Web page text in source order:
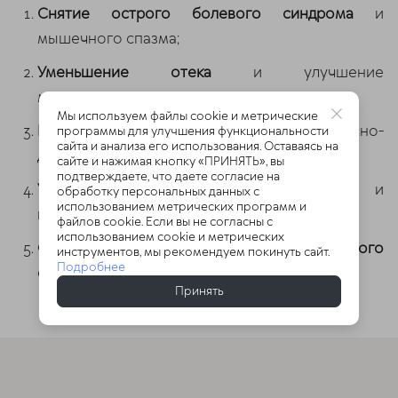
Снятие острого болевого синдрома и
мышечного спазма;
Уменьшение отека и улучшение
микроциркуляции;
Восстановление подвижностипозвоночно-
двигательных сегментов;
Укрепление мышц-стабилизаторов
шеи и
верхнего плечевого пояса;
Формирование правильного двигательного
стереотипадля профилактики рецидива.
Мы используем файлы cookie и метрические
программы для улучшения функциональности
сайта и анализа его использования. Оставаясь на
сайте и нажимая кнопку «ПРИНЯТЬ», вы
подтверждаете, что даете согласие на
обработку персональных данных с
использованием метрических программ и
файлов cookie. Если вы не согласны с
использованием cookie и метрических
инструментов, мы рекомендуем покинуть сайт.
Подробнее
Принять